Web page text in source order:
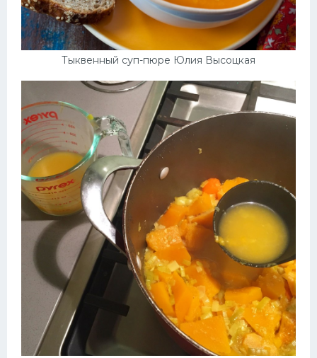
Тыквенный суп-пюре Юлия Высоцкая
Печенье
Салат
Выпечка
Десерт
Напитки
Дизайн комнаты